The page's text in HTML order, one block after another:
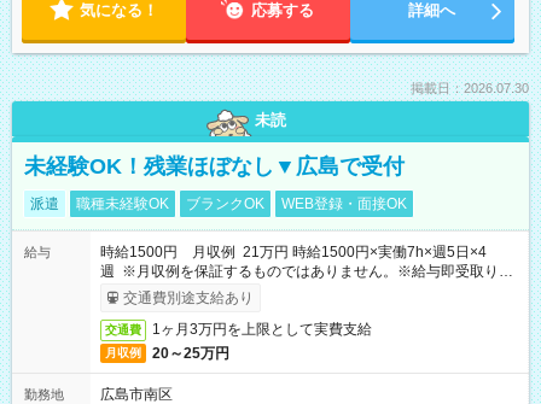
気になる！ 応募する 詳細へ
掲載日：2026.07.30
未読
未経験OK！残業ほぼなし▼広島で受付
派遣 職種未経験OK ブランクOK WEB登録・面接OK
給与
時給1500円 月収例 21万円 時給1500円×実働7h×週5日×4
週 ※月収例を保証するものではありません。※給与即受取りサ
ービス利用可（利用条件有）
交通費別途支給あり
交通費 1ヶ月3万円を上限として実費支給
月収例 20～25万円
勤務地
広島市南区